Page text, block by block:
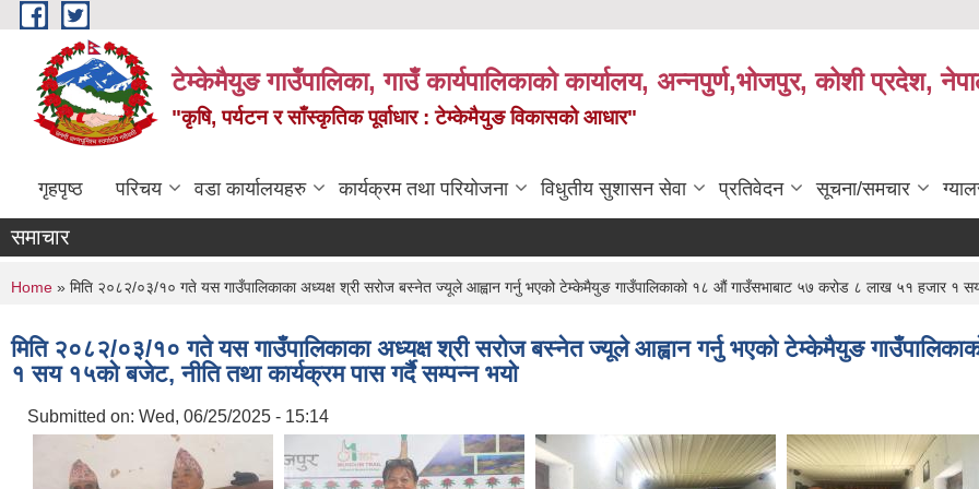
Skip to main content
टेम्केमैयुङ गाउँपालिका, गाउँ कार्यपालिकाको कार्यालय, अन्नपुर्ण,भोजपुर, कोशी प्रदेश,
"कृषि, पर्यटन र साँस्कृतिक पूर्वाधार : टेम्केमैयुङ विकासको आधार"
गृहपृष्ठ परिचय वडा कार्यालयहरु कार्यक्रम तथा परियोजना विधुतीय सुशासन सेवा प्रतिवेदन सूचना/समचार
समाचार
You are here
Home » मिति २०८२/०३/१० गते यस गाउँपालिकाका अध्यक्ष श्री सरोज बस्नेत ज्यूले आह्वान गर्नु भएको टेम्केमैयुङ गाउँपालिकाको १८ ‌औं गाउँसभाबाट ५७ करोड ८ लाख ५१ हजार १
मिति २०८२/०३/१० गते यस गाउँपालिकाका अध्यक्ष श्री सरोज बस्नेत ज्यूले आह्वान गर्नु भएको टेम्केमैयुङ
१ सय १५को बजेट, नीति तथा कार्यक्रम पास गर्दै सम्पन्न भयो
Submitted on: Wed, 06/25/2025 - 15:14